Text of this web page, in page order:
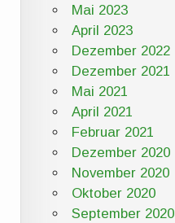
Mai 2023
April 2023
Dezember 2022
Dezember 2021
Mai 2021
April 2021
Februar 2021
Dezember 2020
November 2020
Oktober 2020
September 2020